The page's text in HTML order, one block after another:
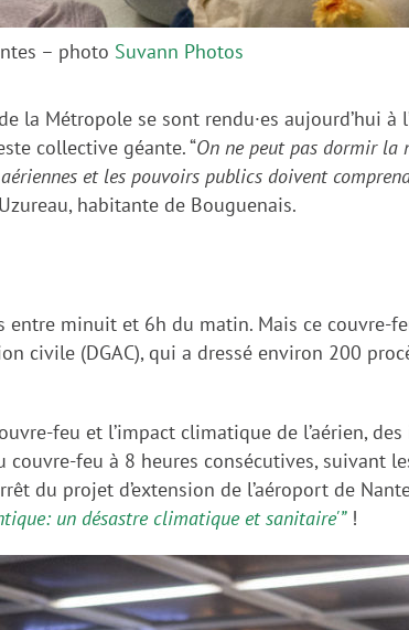
– photo Suvann Photos
la Métropole se sont rendu·es aujourd’hui à
collective géante. “On ne peut pas dormir la
et les pouvoirs publics doivent
habitante de Bouguenais.
minuit et 6h du matin. Mais ce couvre-
civile (DGAC), qui a dressé environ 200
feu et l’impact climatique de l’aérien,
feu à 8 heures consécutives, suivant
du projet d’extension de l’aéroport de
un désastre climatique et sanitaire'”!